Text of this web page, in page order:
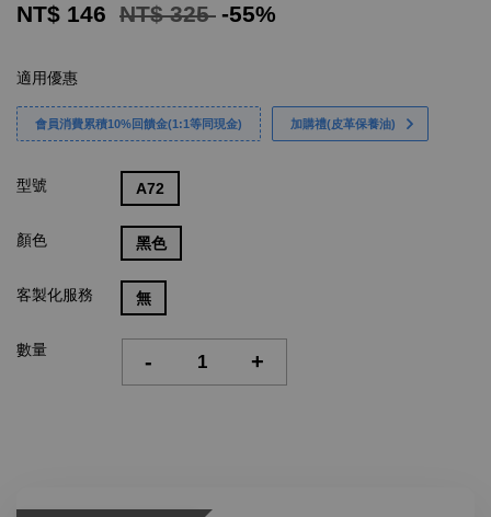
NT$ 146 NT$ 325 -55%
適用優惠
會員消費累積10%回饋金(1:1等同現金) 加購禮(皮革保養油)
型號 A72
顏色 黑色
客製化服務 無
數量 - +